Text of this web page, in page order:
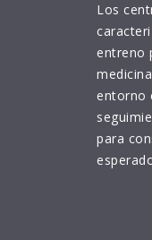
Los
entreno
entorno
para